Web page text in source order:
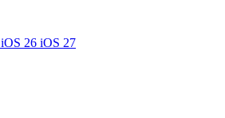
iOS 26 iOS 27